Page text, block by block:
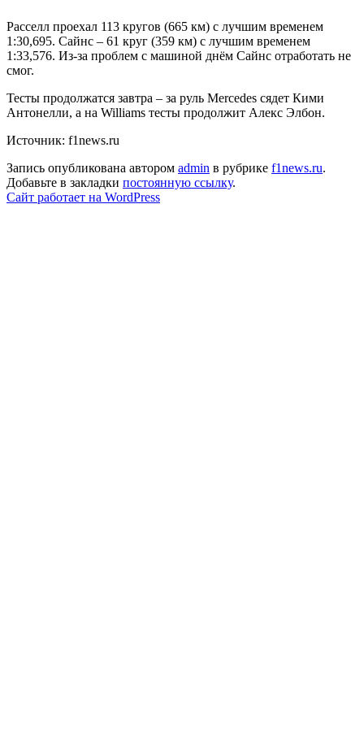
Расселл проехал 113 кругов (665 км) с лучшим временем
1:30,695. Сайнс – 61 круг (359 км) с лучшим временем
1:33,576. Из-за проблем с машиной днём Сайнс отработать не
смог.
Тесты продолжатся завтра – за руль Mercedes сядет Кими
Антонелли, а на Williams тесты продолжит Алекс Элбон.
Источник: f1news.ru
Запись опубликована автором admin в рубрике f1news.ru.
Добавьте в закладки постоянную ссылку.
Сайт работает на WordPress